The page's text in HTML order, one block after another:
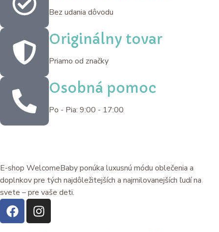
Bez udania dôvodu
Originálny tovar
Priamo od značky
Osobná pomoc
Po - Pia: 9:00 - 17:00
E-shop WelcomeBaby ponúka luxusnú módu oblečenia a
doplnkov pre tých najdôležitejších a najmilovanejších ľudí na
svete – pre vaše deti.